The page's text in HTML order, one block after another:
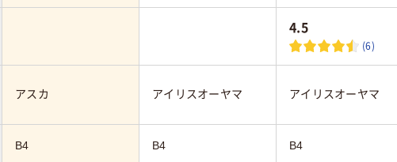
4.5
(6)
アスカ アイリスオーヤマ アイリスオーヤマ
B4 B4 B4